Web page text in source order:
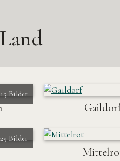
15 Bilder
25 Bilder